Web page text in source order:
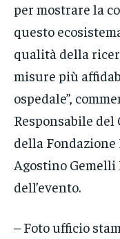
per mostrare la
questo
qualità della
misure più
ospedale”,
Responsabile del
della
Agostino Gemelli
dell’evento.
– Foto ufficio